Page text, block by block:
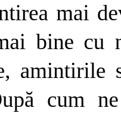
mai
bine cu
amintirile
cum